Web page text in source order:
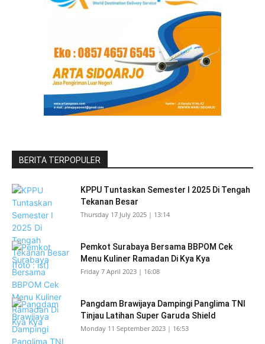
BERITA TERPOPULER
KPPU Tuntaskan Semester I 2025 Di Tengah
Tekanan Besar
Thursday 17 July 2025 | 13:14
Pemkot Surabaya Bersama BBPOM Cek
Menu Kuliner Ramadan Di Kya Kya
Friday 7 April 2023 | 16:08
Pangdam Brawijaya Dampingi Panglima TNI
Tinjau Latihan Super Garuda Shield
Monday 11 September 2023 | 16:53